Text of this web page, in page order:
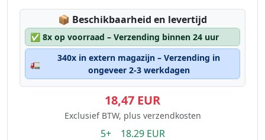
📦 Lagerstatus:
Beschikbaarheid en levertijd
✅ 8x op voorraad – Verzending binnen 24 uur
🚛
340x in extern magazijn – Verzending in
ongeveer 2-3 werkdagen
18,47 EUR
Exclusief BTW, plus verzendkosten
5+ 18.29 EUR